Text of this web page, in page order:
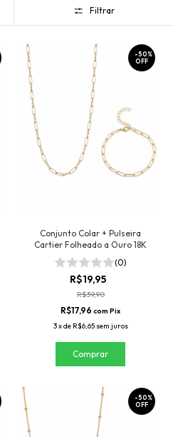
Filtrar
Conjunto Colar + Pulseira
Cartier Folheado a Ouro 18K
(0)
R$19,95
-50%
OFF
R$39,90
R$17,96com Pix
3xde R$6,65 sem juros
-50%
OFF